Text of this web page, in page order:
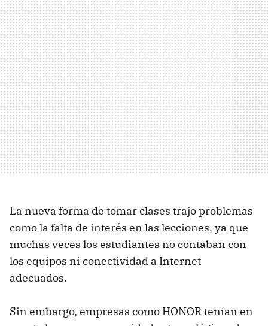
La nueva forma de tomar clases trajo problemas
como la falta de interés en las lecciones, ya que
muchas veces los estudiantes no contaban con
los equipos ni conectividad a Internet
adecuados.
Sin embargo, empresas como HONOR tenían en